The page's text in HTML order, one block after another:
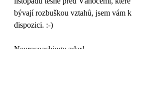
bývají rozbuškou vztahů, jsem vám k
dispozici. :-)
Neurocoachingu zdar!